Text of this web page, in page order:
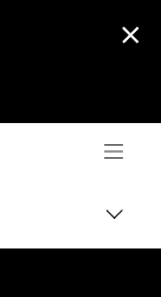

Logo, back to